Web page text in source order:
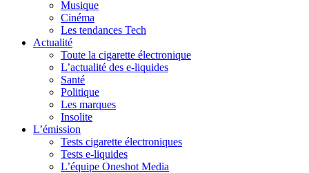
Musique
Cinéma
Les tendances Tech
Actualité
Toute la cigarette électronique
L’actualité des e-liquides
Santé
Politique
Les marques
Insolite
L’émission
Tests cigarette électroniques
Tests e-liquides
L’équipe Oneshot Media